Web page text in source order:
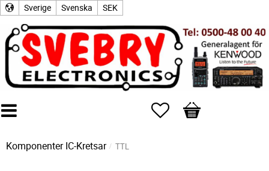
Sverige Svenska SEK
Favoriter
Kundvagn
Komponenter IC-Kretsar TTL